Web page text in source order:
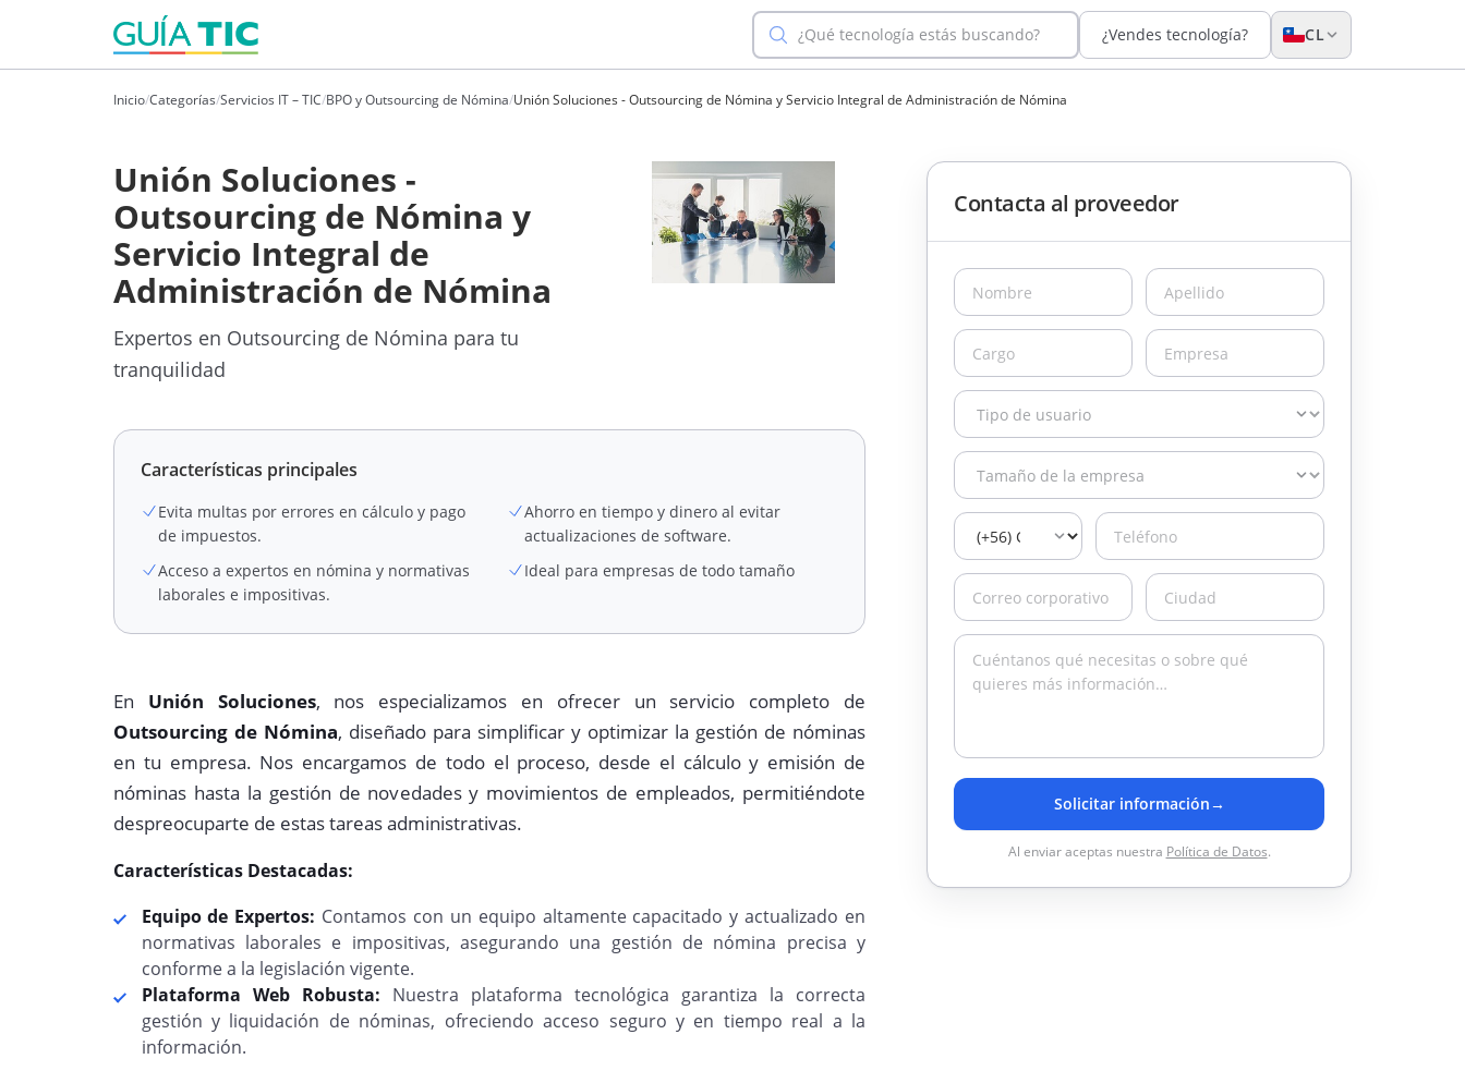
¿Qué tecnología estás buscando? ¿Vendes tecnología? CL
Inicio/Categorías/Servicios IT – TIC/BPO y Outsourcing de Nómina/Unión Soluciones - Outsourcing de Nómina y Servicio Integral de Administración de Nómina
Unión Soluciones -
Outsourcing de Nómina y
Servicio Integral de
Administración de Nómina
Expertos en Outsourcing de Nómina para tu
tranquilidad
Características principales
Evita multas por errores en cálculo y pago
de impuestos.
Ahorro en tiempo y dinero al evitar
actualizaciones de software.
Acceso a expertos en nómina y normativas
laborales e impositivas.
Ideal para empresas de todo tamaño
En Unión Soluciones, nos especializamos en ofrecer un servicio completo de
Outsourcing de Nómina, diseñado para simplificar y optimizar la gestión de nóminas
en tu empresa. Nos encargamos de todo el proceso, desde el cálculo y emisión de
nóminas hasta la gestión de novedades y movimientos de empleados, permitiéndote
despreocuparte de estas tareas administrativas.
Características Destacadas:
Equipo de Expertos: Contamos con un equipo altamente capacitado y actualizado en
normativas laborales e impositivas, asegurando una gestión de nómina precisa y
conforme a la legislación vigente.
Plataforma Web Robusta: Nuestra plataforma tecnológica garantiza la correcta
gestión y liquidación de nóminas, ofreciendo acceso seguro y en tiempo real a la
información.
Contacta al proveedor
Solicitar información→
Al enviar aceptas nuestra Política de Datos.